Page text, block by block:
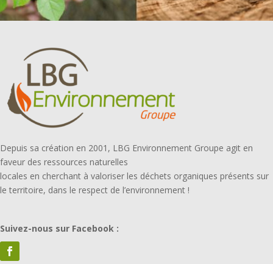
Depuis sa création en 2001, LBG Environnement Groupe agit en
faveur des ressources naturelles
locales en cherchant à valoriser les déchets organiques présents sur
le territoire, dans le respect de l’environnement !
Suivez-nous sur Facebook :